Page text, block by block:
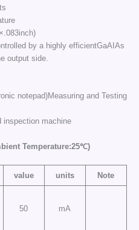
by a highly efficientGaAIAs
output side.
notepad)Measuring and Testing
inspection machine
Temperature:25℃)
value units Note
50 mA